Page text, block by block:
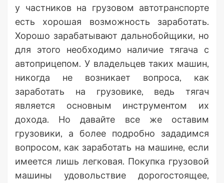
у частников на грузовом автотранспорте
есть хорошая возможность заработать.
Хорошо зарабатывают дальнобойщики, но
для этого необходимо наличие тягача с
автоприцепом. У владельцев таких машин,
никогда не возникает вопроса, как
заработать на грузовике, ведь тягач
является основным инструментом их
дохода. Но давайте все же оставим
грузовики, а более подробно зададимся
вопросом, как заработать на машине, если
имеется лишь легковая. Покупка грузовой
машины удовольствие дорогостоящее,